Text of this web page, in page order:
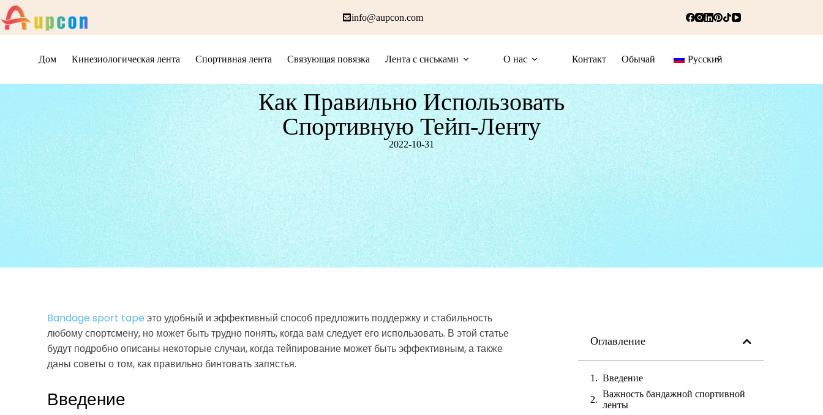
info@aupcon.com
Дом Кинезиологическая лента Спортивная лента Связующая повязка Лента с сиськами О нас Контакт Обычай Русский
Как Правильно Использовать
Спортивную Тейп-Ленту
2022-10-31
Bandage sport tape это удобный и эффективный способ предложить поддержку и стабильность
любому спортсмену, но может быть трудно понять, когда вам следует его использовать. В этой статье
будут подробно описаны некоторые случаи, когда тейпирование может быть эффективным, а также
даны советы о том, как правильно бинтовать запястья.
Введение
Оглавление
Введение
Важность бандажной спортивной
ленты